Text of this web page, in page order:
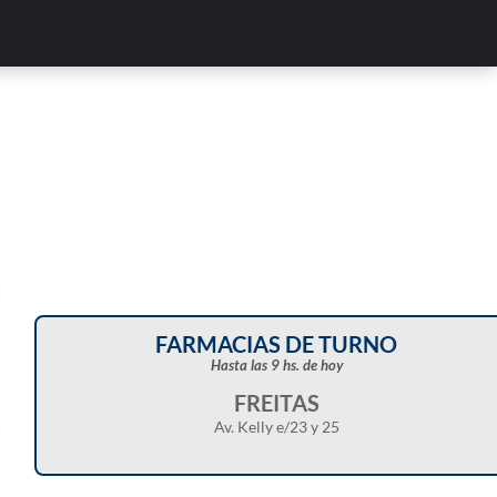
FARMACIAS DE TURNO
Hasta las 9 hs. de hoy
FREITAS
Av. Kelly e/23 y 25